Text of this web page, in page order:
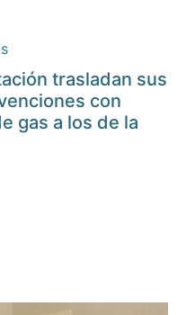
trasladan sus
con
gas a los de la